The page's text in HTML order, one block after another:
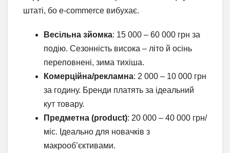
штаті, бо e-commerce вибухає.
Весільна зйомка: 15 000 – 60 000 грн за
подію. Сезонність висока – літо й осінь
переповнені, зима тихіша.
Комерційна/рекламна: 2 000 – 10 000 грн
за годину. Бренди платять за ідеальний
кут товару.
Предметна (product): 20 000 – 40 000 грн/
міс. Ідеально для новачків з
макрооб’єктивами.